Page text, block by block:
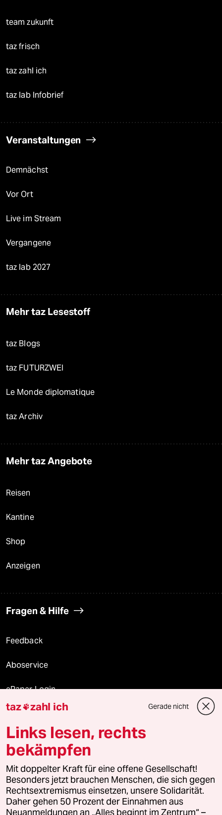
team zukunft
taz frisch
taz zahl ich
taz lab Infobrief
Veranstaltungen
Demnächst
Vor Ort
Live im Stream
Vergangene
taz lab 2027
Mehr taz Lesestoff
taz Blogs
taz FUTURZWEI
Le Monde diplomatique
taz Archiv
Mehr taz Angebote
Reisen
Kantine
Shop
Anzeigen
Fragen & Hilfe
Feedback
Aboservice
ePaper Login
Downloads für Abonnierende
© 2026 taz Verlags und Vertriebs GmbH
Alle Rechte vorbehalten. Bei rechtlichen Fragen oder für Genehmigungen
wenden Sie sich bitte an
lizenzen@taz.de
Feedback Redaktionsstatut Kommune-Richtlinien
taz zahl ich Gerade nicht
Links lesen, rechts
bekämpfen
Mit doppelter Kraft für eine offene Gesellschaft!
Besonders jetzt brauchen Menschen, die sich gegen
Rechtsextremismus einsetzen, unsere Solidarität.
Daher gehen 50 Prozent der Einnahmen aus
Neuanmeldungen an „Alles beginnt im Zentrum“ –